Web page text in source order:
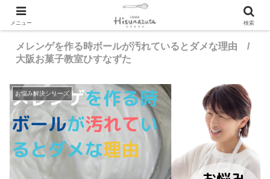
メレンゲを作る時ボールが汚れているとダメな理由 /
大阪お菓子教室ひすなずた
お悩み解決シリーズ
メニュー 検索